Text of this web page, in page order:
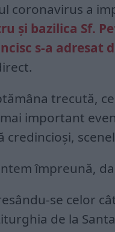
coronavirus a
şi bazilica Sf.
s-a adresat
trecută,
important
credincioşi,
împreună,
se celor
de la